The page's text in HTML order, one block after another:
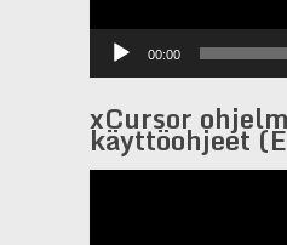
00:00
xCursor
käyttöohjeet